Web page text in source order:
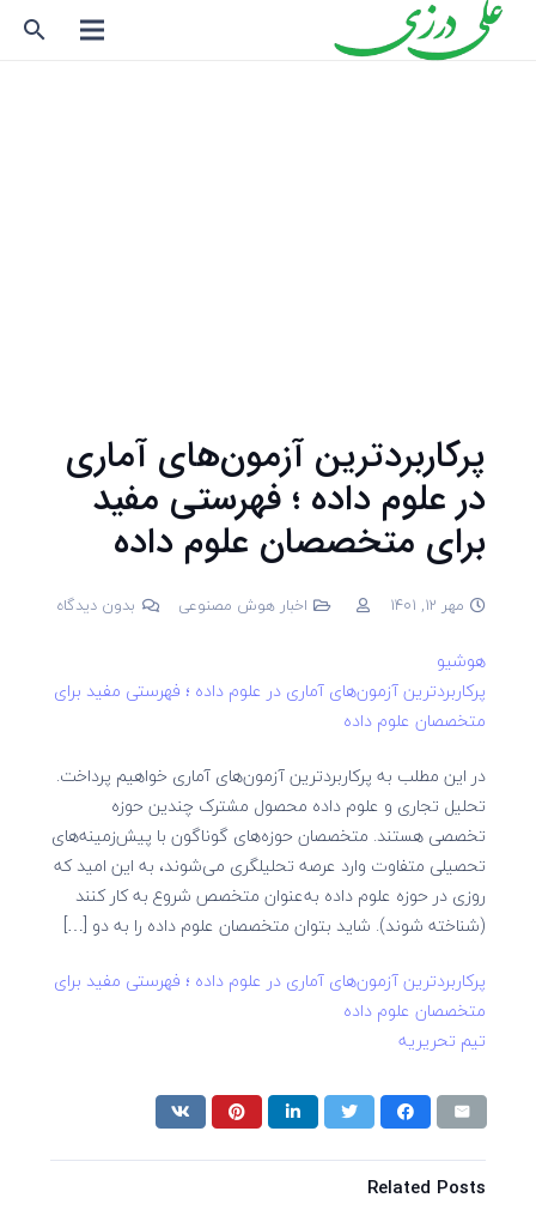
search
پرکاربردترین آزمون‌های آماری
در علوم داده ؛ فهرستی مفید
برای متخصصان علوم داده
مهر 12, 1401 اخبار هوش مصنوعی بدون دیدگاه
هوشیو
پرکاربردترین آزمون‌های آماری در علوم داده ؛ فهرستی مفید برای
متخصصان علوم داده
در این مطلب به پرکاربردترین آزمون‌های آماری خواهیم پرداخت.
تحلیل تجاری و علوم داده محصول مشترک چندین حوزه‌
تخصصی هستند. متخصصان حوزه‌های گوناگون با پیش‌زمینه‌های
تحصیلی متفاوت وارد عرصه‌ تحلیلگری می‌شوند، به این امید که
روزی در حوزه‌ علوم داده به‌عنوان متخصص شروع به کار کنند
(شناخته شوند). شاید بتوان متخصصان علوم داده را به دو […]
پرکاربردترین آزمون‌های آماری در علوم داده ؛ فهرستی مفید برای
متخصصان علوم داده
تیم تحریریه
Related Posts